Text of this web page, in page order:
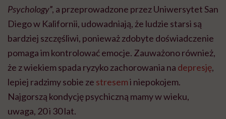
Psychology”, a przeprowadzone przez Uniwersytet San
Diego w Kalifornii, udowadniają, że ludzie starsi są
bardziej szczęśliwi, ponieważ zdobyte doświadczenie
pomaga im kontrolować emocje. Zauważono również,
że z wiekiem spada ryzyko zachorowania na depresję,
lepiej radzimy sobie ze stresemi niepokojem.
Najgorszą kondycję psychiczną mamy w wieku,
uwaga, 20 i 30 lat.